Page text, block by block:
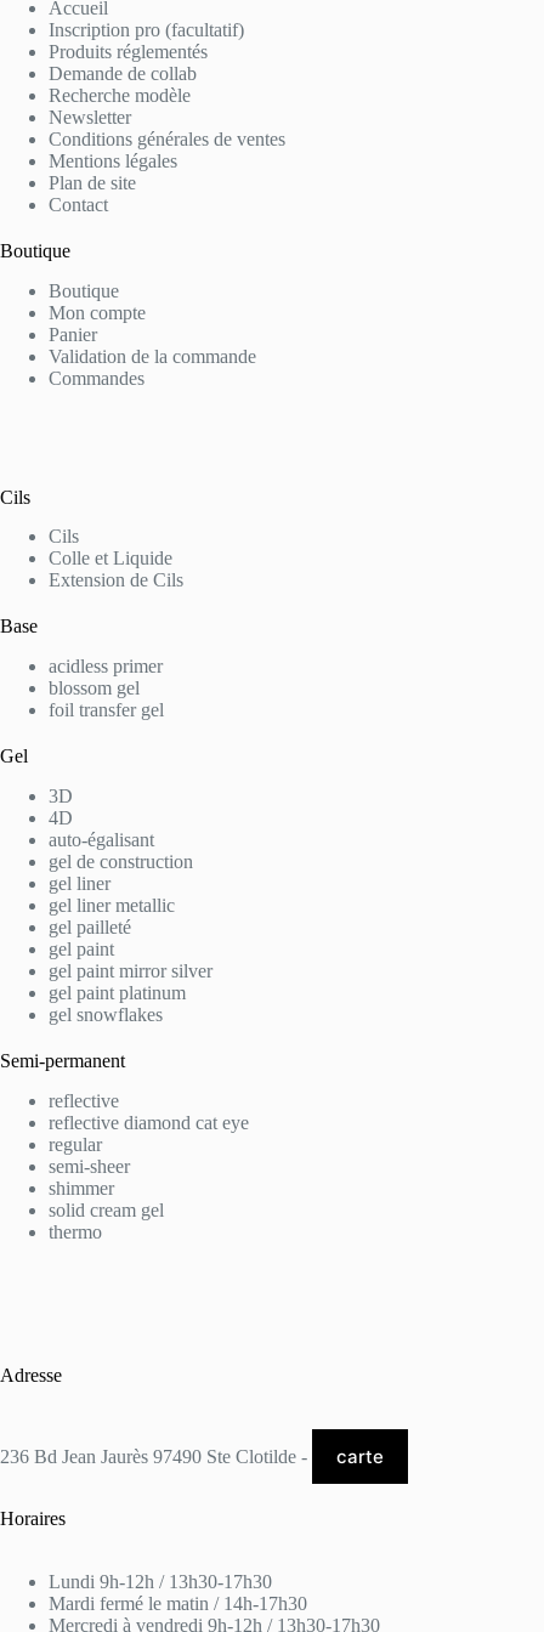
Accueil
Inscription pro (facultatif)
Produits réglementés
Demande de collab
Recherche modèle
Newsletter
Conditions générales de ventes
Mentions légales
Plan de site
Contact
Boutique
Boutique
Mon compte
Panier
Validation de la commande
Commandes
Cils
Cils
Colle et Liquide
Extension de Cils
Base
acidless primer
blossom gel
foil transfer gel
Gel
3D
4D
auto-égalisant
gel de construction
gel liner
gel liner metallic
gel pailleté
gel paint
gel paint mirror silver
gel paint platinum
gel snowflakes
Semi-permanent
reflective
reflective diamond cat eye
regular
semi-sheer
shimmer
solid cream gel
thermo
Adresse
236 Bd Jean Jaurès 97490 Ste Clotilde - carte
Horaires
Lundi 9h-12h / 13h30-17h30
Mardi fermé le matin / 14h-17h30
Mercredi à vendredi 9h-12h / 13h30-17h30